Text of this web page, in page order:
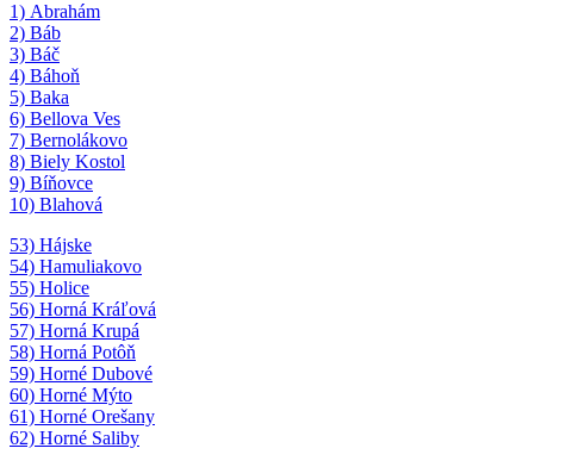
1) Abrahám
2) Báb
3) Báč
4) Báhoň
5) Baka
6) Bellova Ves
7) Bernolákovo
8) Biely Kostol
9) Bíňovce
10) Blahová
53) Hájske
54) Hamuliakovo
55) Holice
56) Horná Kráľová
57) Horná Krupá
58) Horná Potôň
59) Horné Dubové
60) Horné Mýto
61) Horné Orešany
62) Horné Saliby